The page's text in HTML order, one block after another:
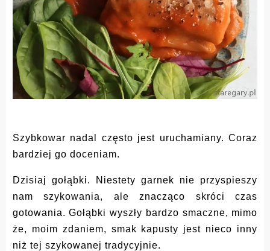
Szybkowar nadal często jest uruchamiany. Coraz
bardziej go doceniam.
Dzisiaj gołąbki. Niestety garnek nie przyspieszy
nam szykowania, ale znacząco skróci czas
gotowania. Gołąbki wyszły bardzo smaczne, mimo
że, moim zdaniem, smak kapusty jest nieco inny
niż tej szykowanej tradycyjnie.